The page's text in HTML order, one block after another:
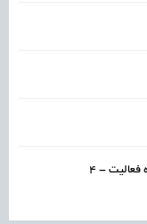
- 4